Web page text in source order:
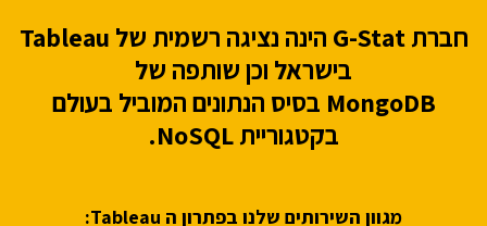
חברת G-Stat הינה נציגה רשמית של Tableau
בישראל וכן שותפה של
MongoDB בסיס הנתונים המוביל בעולם
בקטגוריית NoSQL.
מגוון השירותים שלנו בפתרון ה Tableau: